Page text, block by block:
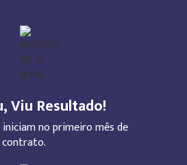
Viu Resultado!
no primeiro mês de
contrato.